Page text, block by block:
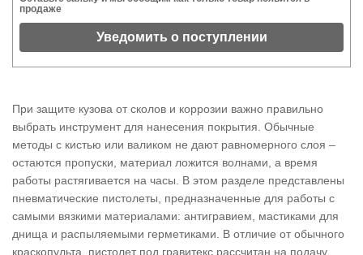
продаже
Уведомить о поступлении
При защите кузова от сколов и коррозии важно правильно
выбрать инструмент для нанесения покрытия. Обычные
методы с кистью или валиком не дают равномерного слоя –
остаются пропуски, материал ложится волнами, а время
работы растягивается на часы. В этом разделе представлены
пневматические пистолеты, предназначенные для работы с
самыми вязкими материалами: антигравием, мастиками для
днища и распыляемыми герметиками. В отличие от обычного
краскопульта, пистолет под гравитекс рассчитан на подачу